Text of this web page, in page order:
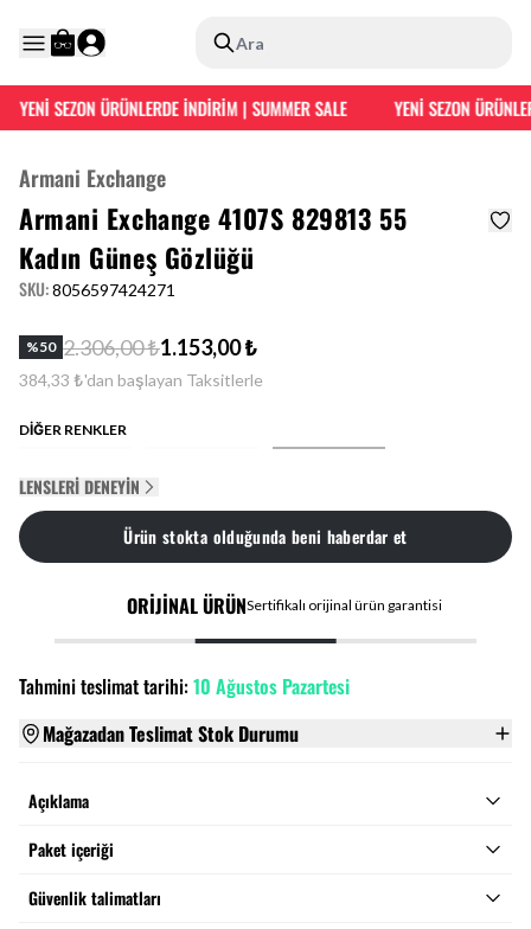
Ara
YENİ SEZON ÜRÜNLERDE İNDİRİM | SUMMER SALE YENİ SEZON
Armani Exchange
Armani Exchange 4107S 829813 55
Kadın Güneş Gözlüğü
SKU:8056597424271
%50 2.306,00 ₺1.153,00 ₺
384,33 ₺'dan başlayan Taksitlerle
DİĞER RENKLER
LENSLERI DENEYIN
Ürün stokta olduğunda beni haberdar et
ORİJİNAL ÜRÜNSertifikalı orijinal ürün garantisi
Tahmini teslimat tarihi:10 Ağustos Pazartesi
Mağazadan Teslimat Stok Durumu
Açıklama
Paket içeriği
Güvenlik talimatları